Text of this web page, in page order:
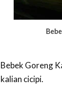
Bebek Goreng
kalian cicipi.